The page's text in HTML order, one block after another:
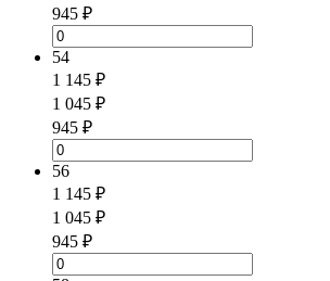
945 ₽
54
1 145 ₽
1 045 ₽
945 ₽
56
1 145 ₽
1 045 ₽
945 ₽